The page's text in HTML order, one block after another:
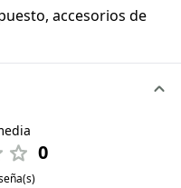
accesorios de
0